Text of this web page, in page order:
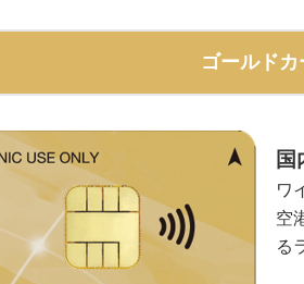
ゴールドカ
国
ワ
空
る